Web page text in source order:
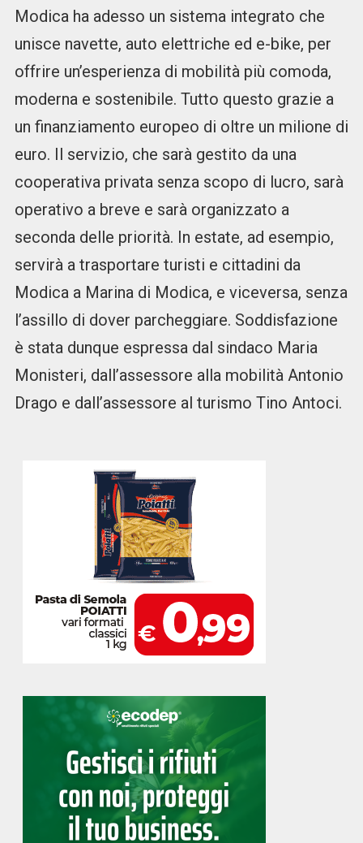
Modica ha adesso un sistema integrato che
unisce navette, auto elettriche ed e-bike, per
offrire un’esperienza di mobilità più comoda,
moderna e sostenibile. Tutto questo grazie a
un finanziamento europeo di oltre un milione di
euro. Il servizio, che sarà gestito da una
cooperativa privata senza scopo di lucro, sarà
operativo a breve e sarà organizzato a
seconda delle priorità. In estate, ad esempio,
servirà a trasportare turisti e cittadini da
Modica a Marina di Modica, e viceversa, senza
l’assillo di dover parcheggiare. Soddisfazione
è stata dunque espressa dal sindaco Maria
Monisteri, dall’assessore alla mobilità Antonio
Drago e dall’assessore al turismo Tino Antoci.